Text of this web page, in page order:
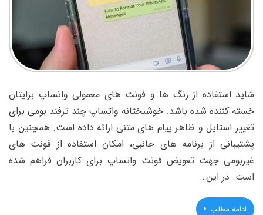
شاید استفاده از رنگ ها و فونت های معمولی واتساپ برایتان
خسته کننده شده باشد. خوشبختانه واتساپ چند ترفند بومی برای
تغییر استایل و ظاهر پیام های متنی ارائه داده است. همچنین با
پشتیبانی از برنامه های جانبی، امکان استفاده از فونت های
غیربومی جهت تعویض فونت واتساپ برای کاربران فراهم شده
است. در این…
ادامه مطلب